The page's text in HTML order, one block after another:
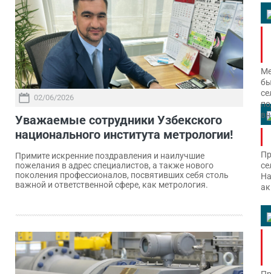
02/06/2026
Уважаемые сотрудники Узбекского
национального института метрологии!
Примите искренние поздравления и наилучшие
пожелания в адрес специалистов, а также нового
поколения профессионалов, посвятивших себя столь
важной и ответственной сфере, как метрология.